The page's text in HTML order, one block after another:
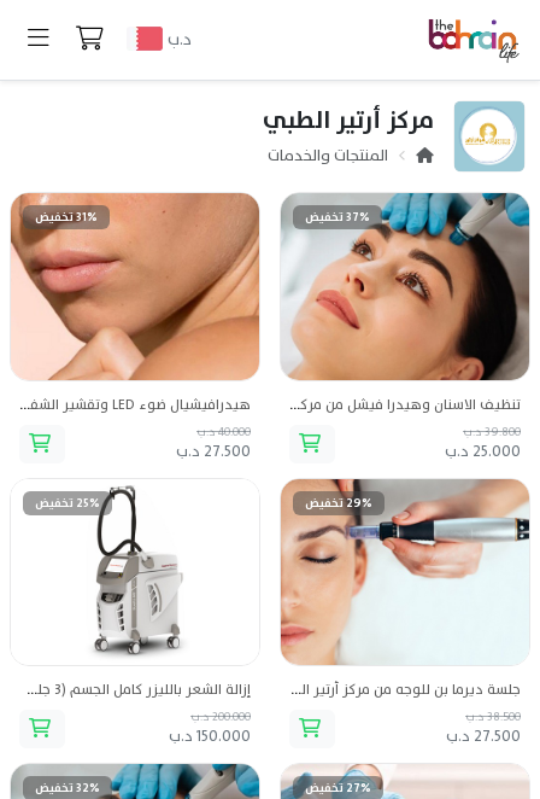
د.ب
مركز أرتير الطبي
المنتجات والخدمات
37% تخفيض
تنظيف الاسنان وهيدرا فيشل من مركز أرتير الطبي
39.800 د.ب
25.000 د.ب
31% تخفيض
هيدرافيشيال ضوء LED وتقشير الشفاه من مركز أرتير الطبي
40.000 د.ب
27.500 د.ب
29% تخفيض
جلسة ديرما بن للوجه من مركز أرتير الطبي
38.500 د.ب
27.500 د.ب
25% تخفيض
إزالة الشعر بالليزر كامل الجسم (3 جلسات) من مركز أرتير الطبي
200.000 د.ب
150.000 د.ب
27% تخفيض 32% تخفيض